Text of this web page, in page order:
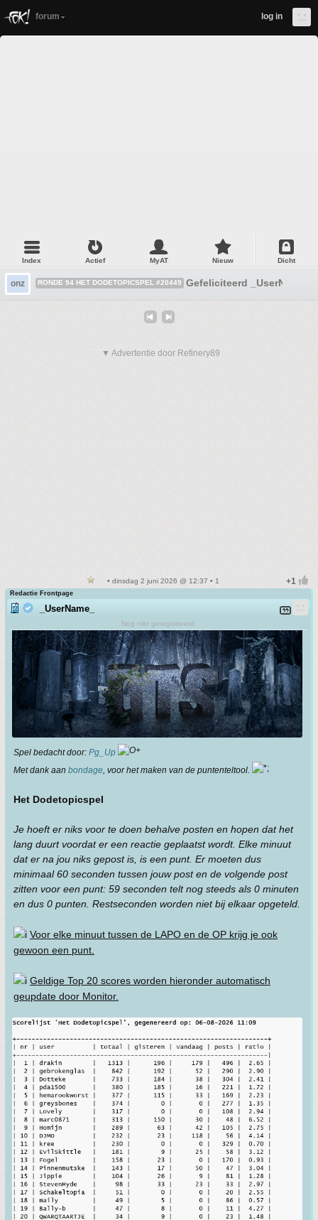
forum log in
Index Actief MyAT Nieuw Dicht
onz RONDE 94 HET DODETOPICSPEL #20449 Gefeliciteerd _UserName_
▼ Advertentie door Refinery89
• dinsdag 2 juni 2026 @ 12:37 • 1
Redactie Frontpage
_UserName_
Nog niet geregistreerd.
Spel bedacht door: Pg_Up
Met dank aan bondage , voor het maken van de puntenteltool.
Het DodetopicspeI
Je hoeft er niks voor te doen behalve posten en hopen dat het
lang duurt voordat er een reactie geplaatst wordt. Elke minuut
dat er na jou niks gepost is, is een punt. Er moeten dus
minimaal 60 seconden tussen jouw post en de volgende post
zitten voor een punt: 59 seconden telt nog steeds als 0 minuten
en dus 0 punten. Restseconden worden niet bij elkaar opgeteld.
Voor elke minuut tussen de LAPO en de OP krijg je ook
gewoon een punt.
Geldige Top 20 scores worden hieronder automatisch
geupdate door Monitor.